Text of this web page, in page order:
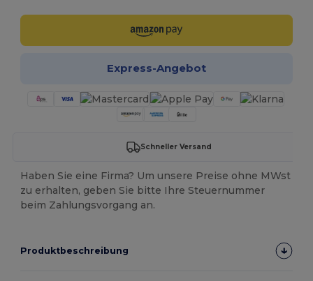
Express-Angebot
Schneller Versand
Haben Sie eine Firma? Um unsere Preise ohne MWst
zu erhalten, geben Sie bitte Ihre Steuernummer
beim Zahlungsvorgang an.
Produktbeschreibung